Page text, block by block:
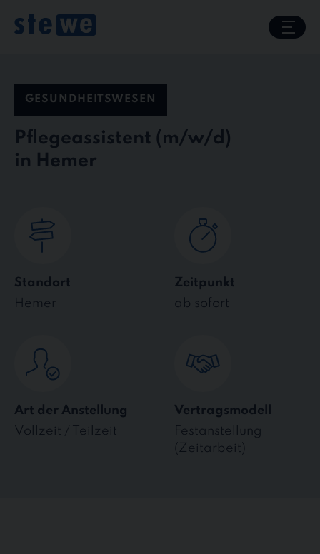
content
GESUNDHEITSWESEN
Pflegeassistent
in Hemer
Standort
Hemer
Zeitpunkt
ab sofort
Art der Anstellung
Vollzeit / Teilzeit
Vertragsmodell
Festanstellung
(Zeitarbeit)